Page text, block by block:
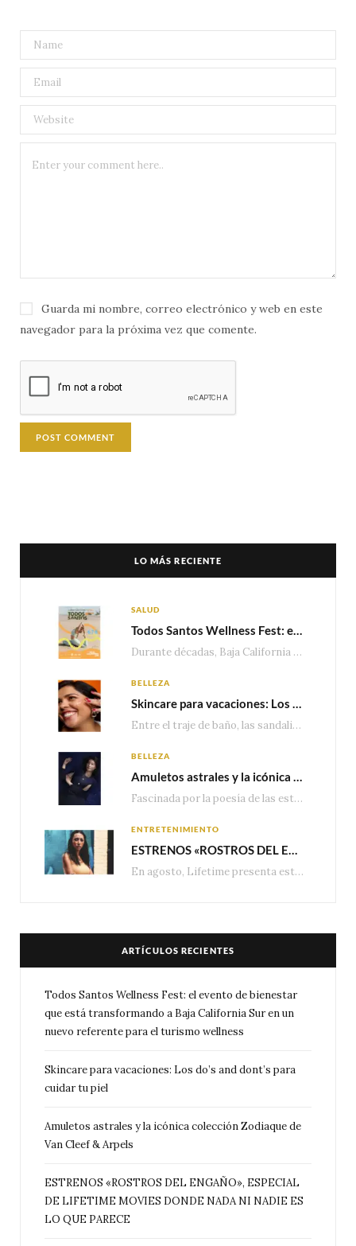
Guarda mi nombre, correo electrónico y web en este
navegador para la próxima vez que comente.
LO MÁS RECIENTE
SALUD
Todos Santos Wellness Fest: el evento de bienestar que está transformando a Baja California Sur en un nuevo referente para el turismo wellness
Durante décadas, Baja California Sur ha sido reconocido por sus playas, hoteles de lujo y…
BELLEZA
Skincare para vacaciones: Los do’s and dont’s para cuidar tu piel
Entre el traje de baño, las sandalias, los lentes de sol y los looks que…
BELLEZA
Amuletos astrales y la icónica colección Zodiaque de Van Cleef & Arpels
Fascinada por la poesía de las estrellas, la Maison Van Cleef & Arpels celebra la llegada de las…
ENTRETENIMIENTO
ESTRENOS «ROSTROS DEL ENGAÑO», ESPECIAL DE LIFETIME MOVIES DONDE NADA NI NADIE ES LO QUE PARECE
En agosto, Lifetime presenta estrenos exclusivos con historias donde las apariencias esconden los secretos más…
ARTÍCULOS RECIENTES
Todos Santos Wellness Fest: el evento de bienestar
que está transformando a Baja California Sur en un
nuevo referente para el turismo wellness
Skincare para vacaciones: Los do’s and dont’s para
cuidar tu piel
Amuletos astrales y la icónica colección Zodiaque de
Van Cleef & Arpels
ESTRENOS «ROSTROS DEL ENGAÑO», ESPECIAL
DE LIFETIME MOVIES DONDE NADA NI NADIE ES
LO QUE PARECE